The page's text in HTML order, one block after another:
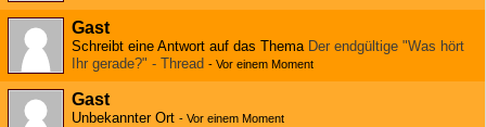
Gast
Schreibt eine Antwort auf das Thema Der endgültige "Was hört
Ihr gerade?" - Thread - Vor einem Moment
Gast
Unbekannter Ort - Vor einem Moment